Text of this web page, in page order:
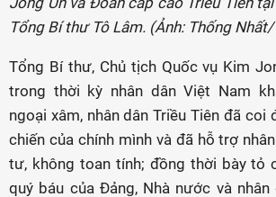
Tổng Bí thư Tô Lâm. (Ảnh: Thống
Tổng Bí thư, Chủ tịch Quốc vụ Kim
trong thời kỳ nhân dân Việt Nam
ngoại xâm, nhân dân Triều Tiên đã coi
chiến của chính mình và đã hỗ trợ
tư, không toan tính; đồng thời bày tỏ
quý báu của Đảng, Nhà nước và